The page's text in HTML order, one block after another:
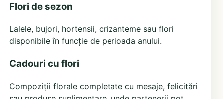
Flori de sezon
Lalele, bujori, hortensii, crizanteme sau flori
disponibile în funcție de perioada anului.
Cadouri cu flori
Compoziții florale completate cu mesaje, felicitări